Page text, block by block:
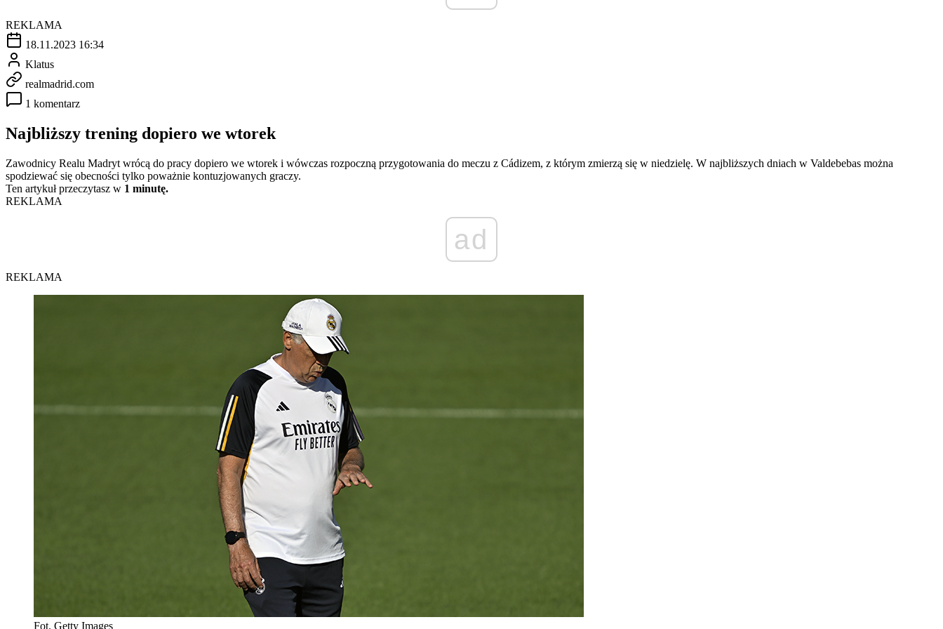
REKLAMA
18.11.2023 16:34
Klatus
realmadrid.com
1 komentarz
Najbliższy trening dopiero we wtorek
Zawodnicy Realu Madryt wrócą do pracy dopiero we wtorek i wówczas rozpoczną przygotowania do meczu z Cádizem, z którym zmierzą się w niedzielę. W najbliższych dniach w Valdebebas można
spodziewać się obecności tylko poważnie kontuzjowanych graczy.
Ten artykuł przeczytasz w 1 minutę.
REKLAMA
ad
REKLAMA
Fot. Getty Images